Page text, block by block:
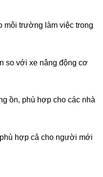
môi trường làm việc trong
so với xe nâng động cơ
ồn, phù hợp cho các nhà
hợp cả cho người mới